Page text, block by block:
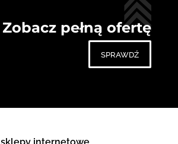
Zobacz pełną ofertę
sprawdź
sklepy internetowe